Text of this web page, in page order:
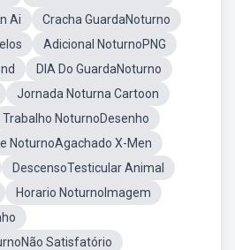
Ai
Cracha GuardaNoturno
Adicional NoturnoPNG
DIA Do GuardaNoturno
Jornada Noturna Cartoon
Trabalho NoturnoDesenho
NoturnoAgachado X-Men
DescensoTesticular Animal
Horario NoturnoImagem
Satisfatório